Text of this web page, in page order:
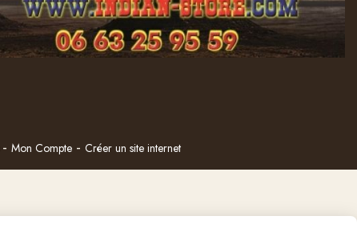
Mon Compte Créer un site internet